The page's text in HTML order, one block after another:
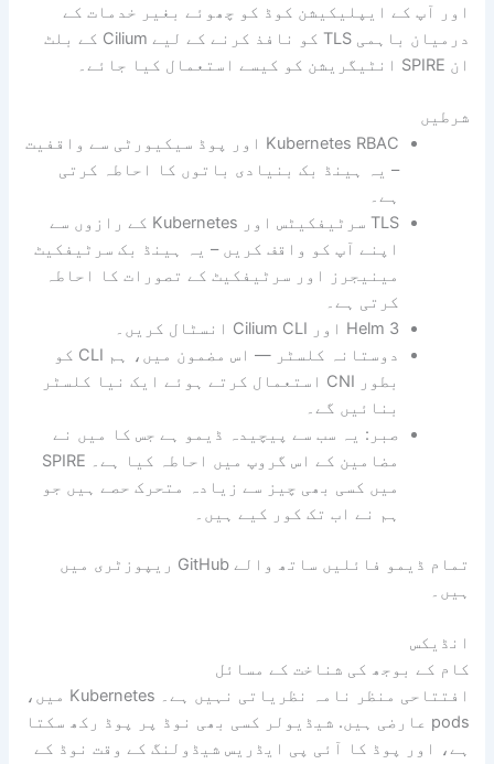
اور آپ کے ایپلیکیشن کوڈ کو چھوئے بغیر خدمات کے
درمیان باہمی TLS کو نافذ کرنے کے لیے Cilium کے بلٹ
ان SPIRE انٹیگریشن کو کیسے استعمال کیا جائے۔
شرطیں
Kubernetes RBAC اور پوڈ سیکیورٹی سے واقفیت
– یہ ہینڈ بک بنیادی باتوں کا احاطہ کرتی
ہے۔
TLS سرٹیفکیٹس اور Kubernetes کے رازوں سے
اپنے آپ کو واقف کریں – یہ ہینڈ بک سرٹیفکیٹ
مینیجرز اور سرٹیفکیٹ کے تصورات کا احاطہ
کرتی ہے۔
Helm 3 اور Cilium CLI انسٹال کریں۔
دوستانہ کلسٹر — اس مضمون میں، ہم CLI کو
بطور CNI استعمال کرتے ہوئے ایک نیا کلسٹر
بنائیں گے۔
صبر: یہ سب سے پیچیدہ ڈیمو ہے جس کا میں نے
مضامین کے اس گروپ میں احاطہ کیا ہے۔ SPIRE
میں کسی بھی چیز سے زیادہ متحرک حصے ہیں جو
ہم نے اب تک کور کیے ہیں۔
تمام ڈیمو فائلیں ساتھ والے GitHub ریپوزٹری میں
ہیں۔
انڈیکس
کام کے بوجھ کی شناخت کے مسائل
افتتاحی منظر نامہ نظریاتی نہیں ہے۔ Kubernetes میں،
pods عارضی ہیں. شیڈیولر کسی بھی نوڈ پر پوڈ رکھ سکتا
ہے، اور پوڈ کا آئی پی ایڈریس شیڈولنگ کے وقت نوڈ کے